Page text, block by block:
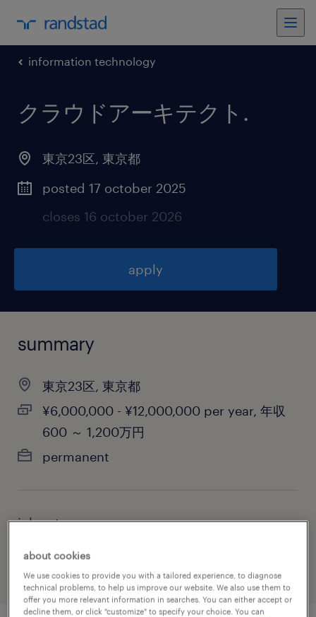
information technology
クラウドアーキテクト .
東京23区, 東京都
posted 17 october 2025
closes 16 october 2026
apply
summary
東京23区, 東京都
¥6,000,000 - ¥12,000,000 per year, 年収
600 ～ 1,200万円
permanent
job category
about cookies
We use cookies to provide you with a tailored experience, to diagnose
technical problems, to help us improve our website. We also use them to
offer you more relevant information in searches. You can either accept or
decline them, or click "customize" to specify your choice. You can